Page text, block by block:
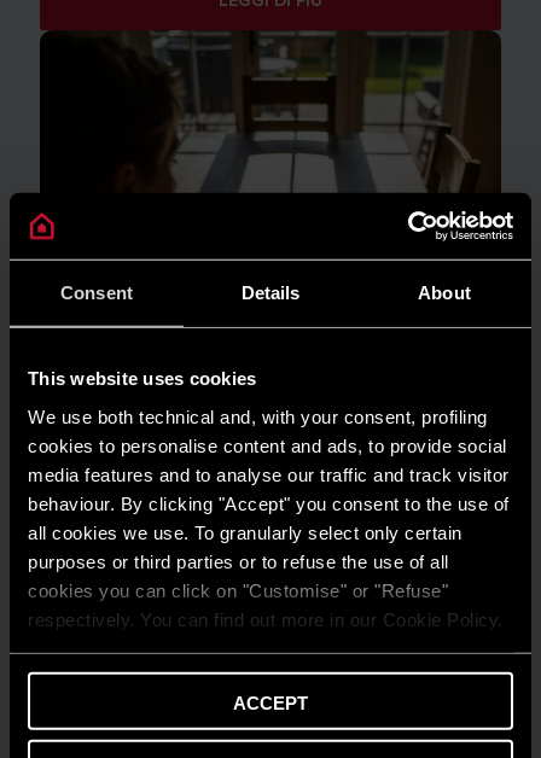
Consent Details About
This website uses cookies
We use both technical and, with your consent, profiling
cookies to personalise content and ads, to provide social
media features and to analyse our traffic and track visitor
behaviour. By clicking "Accept" you consent to the use of
all cookies we use. To granularly select only certain
purposes or third parties or to refuse the use of all
cookies you can click on "Customise" or "Refuse"
respectively. You can find out more in our Cookie Policy.
ACCEPT
GUIDA AL RISPARMIO
Quanto consuma un condizionatore?
LEGGI DI PIÙ